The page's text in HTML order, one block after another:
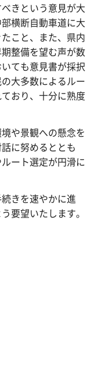
きという意見が大
横断自動車道に大
こと、また、県内
整備を望む声が数
ても意見書が採択
大多数によるルー
おり、十分に熟度
や景観への懸念を
に努めるととも
ート選定が円滑に
きを速やかに進
要望いたします。